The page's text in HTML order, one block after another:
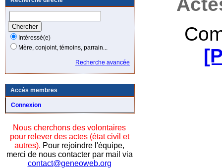
Intéressé(e)
Mère, conjoint, témoins, parrain...
Recherche avancée
Accès membres
Connexion
Nous cherchons des volontaires
pour relever des actes (état civil et
autres). Pour rejoindre l'équipe,
merci de nous contacter par mail via
contact@geneoweb.org